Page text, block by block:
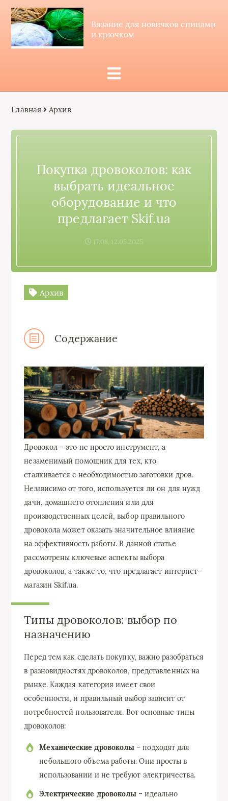
Вязание для новичков спицами
и крючком
Главная Архив
Покупка дровоколов: как
выбрать идеальное
оборудование и что
предлагает Skif.ua
17:08, 12.05.2025
Архив
Содержание
Дровокол – это не просто инструмент, а
незаменимый помощник для тех, кто
сталкивается с необходимостью заготовки дров.
Независимо от того, используется ли он для нужд
дачи, домашнего отопления или для
производственных целей, выбор правильного
дровокола может оказать значительное влияние
на эффективность работы. В данной статье
рассмотрены ключевые аспекты выбора
дровоколов, а также то, что предлагает интернет-
магазин Skif.ua.
Типы дровоколов: выбор по
назначению
Перед тем как сделать покупку, важно разобраться
в разновидностях дровоколов, представленных на
рынке. Каждая категория имеет свои
особенности, и правильный выбор зависит от
потребностей пользователя. Вот основные типы
дровоколов:
Механические дровоколы – подходят для
небольшого объема работы. Они просты в
использовании и не требуют электричества.
Электрические дровоколы – идеально